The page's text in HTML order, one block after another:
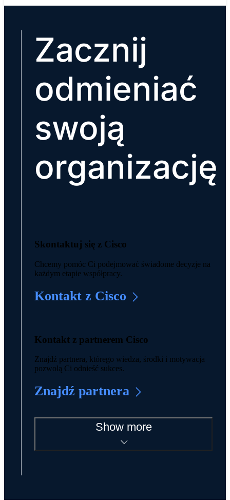
Zacznij
odmieniać
swoją
organizację
Skontaktuj się z Cisco
Chcemy pomóc Ci podejmować świadome decyzje na
każdym etapie współpracy.
Kontakt z Cisco
Kontakt z partnerem Cisco
Znajdź partnera, którego wiedza, środki i motywacja
pozwolą Ci odnieść sukces.
Znajdź partnera
Show more